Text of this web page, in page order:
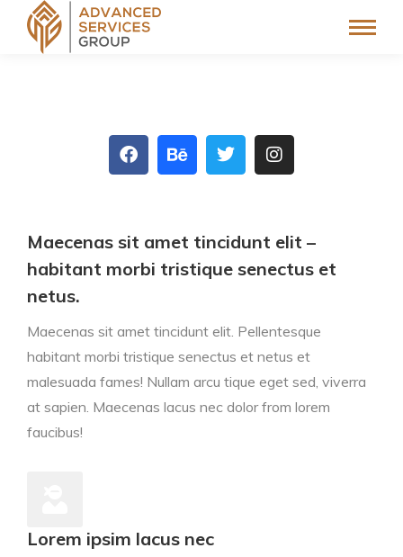
Maecenas sit amet tincidunt elit –
habitant morbi tristique senectus et
netus.
Maecenas sit amet tincidunt elit. Pellentesque
habitant morbi tristique senectus et netus et
malesuada fames! Nullam arcu tique eget sed, viverra
at sapien. Maecenas lacus nec dolor from lorem
faucibus!
Lorem ipsim lacus nec